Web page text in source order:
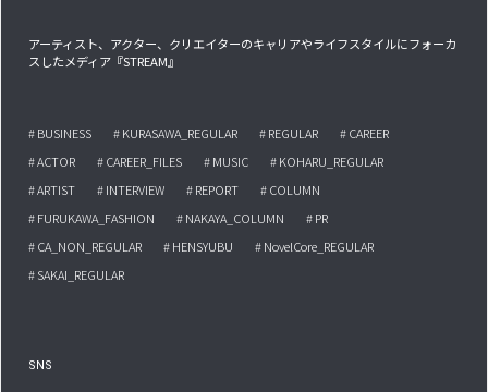
アーティスト、アクター、クリエイターのキャリアやライフスタイルにフォーカ
スしたメディア『STREAM』
# BUSINESS # KURASAWA_REGULAR # REGULAR
# CAREER
# ACTOR
# CAREER_FILES # MUSIC
# KOHARU_REGULAR
# ARTIST
# INTERVIEW # REPORT
# COLUMN
# FURUKAWA_FASHION
# NAKAYA_COLUMN
# PR
# CA_NON_REGULAR
# HENSYUBU
# NovelCore_REGULAR
# SAKAI_REGULAR
SNS